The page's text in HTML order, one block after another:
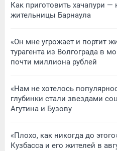
Как приготовить хачапури —
жительницы Барнаула
«Он мне угрожает и портит
турагента из Волгограда в
почти миллиона рублей
«Нам не хотелось
глубинки стали звездами
Агутина и Бузову
«Плохо, как никогда до
Кузбасса и его жителей в